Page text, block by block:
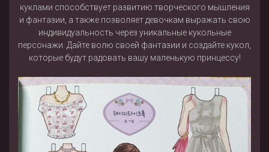
куклами способствует развитию творческого мышления
и фантазии, а также позволяет девочкам выражать свою
индивидуальность через уникальные кукольные
персонажи. Дайте волю своей фантазии и создайте кукол,
которые будут радовать вашу маленькую принцессу!